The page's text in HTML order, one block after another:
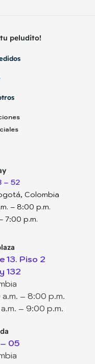
peludito!
– 52
Colombia
– 8:00 p.m.
7:00 p.m.
13. Piso 2
132
a.m. – 8:00 p.m.
– 9:00 p.m.
05